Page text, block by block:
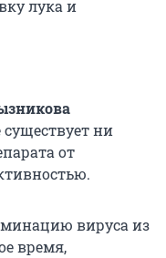
лука и
ни
от
вируса из
время,